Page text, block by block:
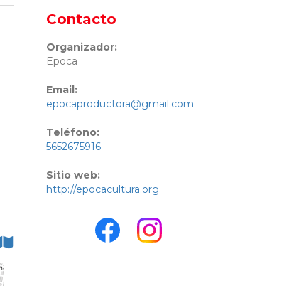
Contacto
Organizador:
Epoca
Email:
epocaproductora@gmail.com
Teléfono:
5652675916
Sitio web:
http://epocacultura.org